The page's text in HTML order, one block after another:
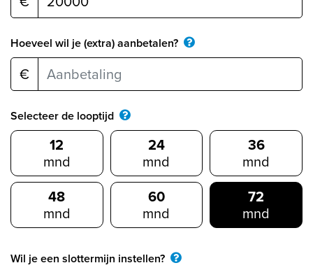
Hoeveel wil je (extra) aanbetalen?
€
Selecteer de looptijd
12
mnd
24
mnd
36
mnd
48
mnd
60
mnd
72
mnd
Wil je een slottermijn instellen?